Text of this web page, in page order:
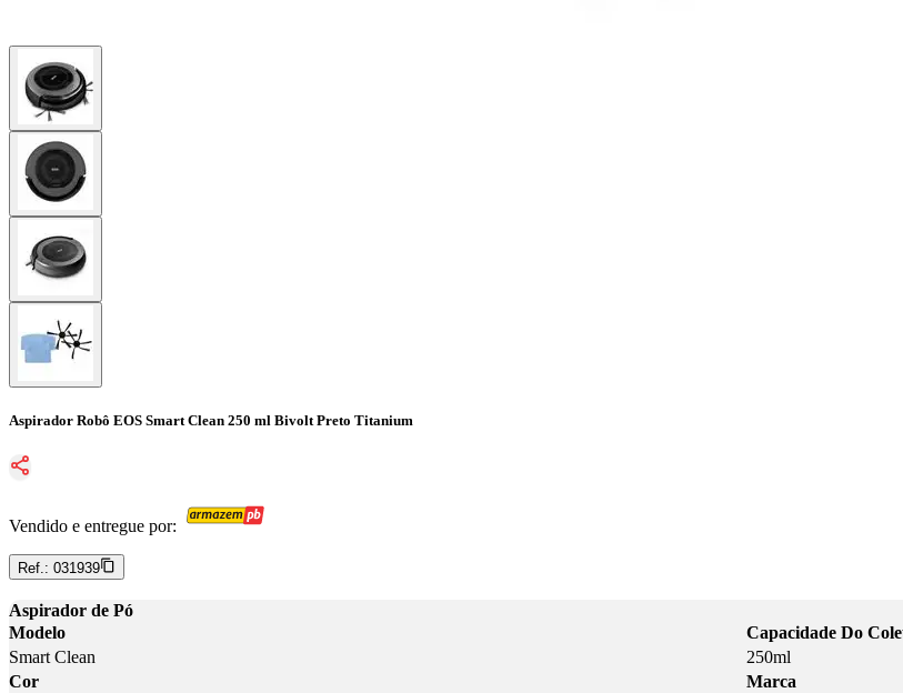
Aspirador Robô EOS Smart Clean 250 ml Bivolt Preto Titanium
Vendido e entregue por:
Ref.: 031939
Aspirador de Pó
Modelo
Smart Clean
Capacidade Do
250ml
Cor
Marca